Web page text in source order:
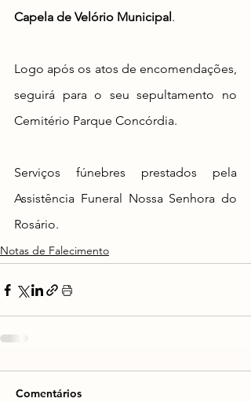
Capela de Velório Municipal.
Logo após os atos de encomendações,
seguirá para o seu sepultamento no
Cemitério Parque Concórdia.
Serviços fúnebres prestados pela
Assistência Funeral Nossa Senhora do
Rosário.
Notas de Falecimento
Comentários